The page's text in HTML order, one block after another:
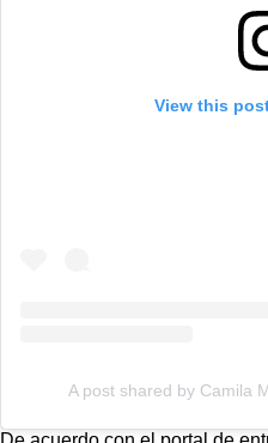
View this
A post shared by Camila